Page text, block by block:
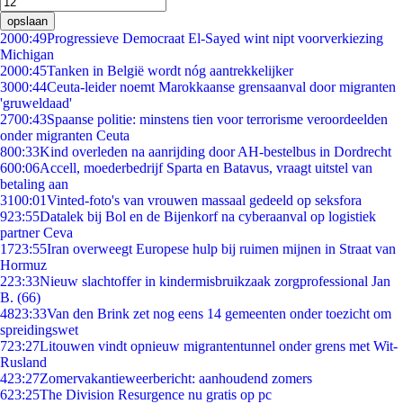
opslaan
2000:49Progressieve Democraat El-Sayed wint nipt voorverkiezing
Michigan
2000:45Tanken in België wordt nóg aantrekkelijker
3000:44Ceuta-leider noemt Marokkaanse grensaanval door migranten
'gruweldaad'
2700:43Spaanse politie: minstens tien voor terrorisme veroordeelden
onder migranten Ceuta
800:33Kind overleden na aanrijding door AH-bestelbus in Dordrecht
600:06Accell, moederbedrijf Sparta en Batavus, vraagt uitstel van
betaling aan
3100:01Vinted-foto's van vrouwen massaal gedeeld op seksfora
923:55Datalek bij Bol en de Bijenkorf na cyberaanval op logistiek
partner Ceva
1723:55Iran overweegt Europese hulp bij ruimen mijnen in Straat van
Hormuz
223:33Nieuw slachtoffer in kindermisbruikzaak zorgprofessional Jan
B. (66)
4823:33Van den Brink zet nog eens 14 gemeenten onder toezicht om
spreidingswet
723:27Litouwen vindt opnieuw migrantentunnel onder grens met Wit-
Rusland
423:27Zomervakantieweerbericht: aanhoudend zomers
623:25The Division Resurgence nu gratis op pc